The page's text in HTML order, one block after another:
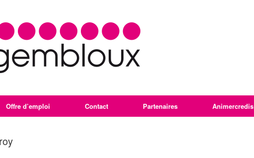
Offre d’emploi Contact Partenaires Animercredis